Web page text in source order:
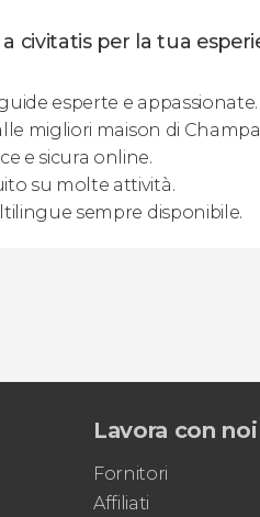
civitatis per la tua
esperte e appassionate.
migliori maison di
e sicura online.
su molte attività.
sempre disponibile.
Lavora con noi
Fornitori
Affiliati